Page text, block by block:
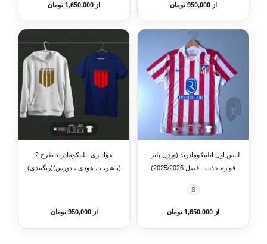
از 950,000 تومان از 1,650,000 تومان
لباس اول اتلتیکومادرید (ورژن پلیر -
قواره جذب - فصل 2025/2026)
S
از 1,650,000 تومان
هواداری اتلتیکومادرید طرح 2
(تیشرت ، هودی ، دورس)(رنگبندی)
از 950,000 تومان